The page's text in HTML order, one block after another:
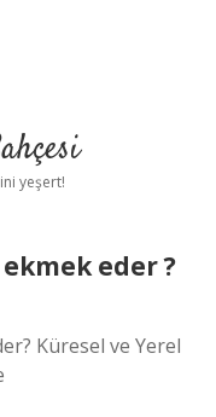
yeşert!
eder ?
Küresel ve Yerel